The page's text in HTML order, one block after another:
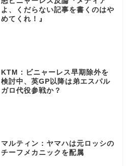
よ、くだらない記事を書くのはや
めてくれ！』
KTM：ビニャーレス早期除外を
検討中、英GP以降は弟エスパル
ガロ代役参戦か？
マルティン：ヤマハは元ロッシの
チーフメカニックを配属